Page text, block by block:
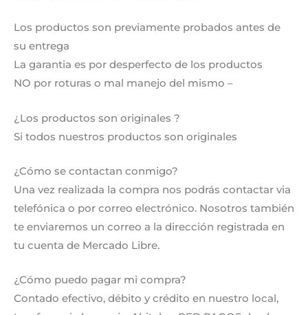
Los productos son previamente probados antes de
su entrega
La garantia es por desperfecto de los productos
NO por roturas o mal manejo del mismo –
¿Los productos son originales ?
Si todos nuestros productos son originales
¿Cómo se contactan conmigo?
Una vez realizada la compra nos podrás contactar via
telefónica o por correo electrónico. Nosotros también
te enviaremos un correo a la dirección registrada en
tu cuenta de Mercado Libre.
¿Cómo puedo pagar mi compra?
Contado efectivo, débito y crédito en nuestro local,